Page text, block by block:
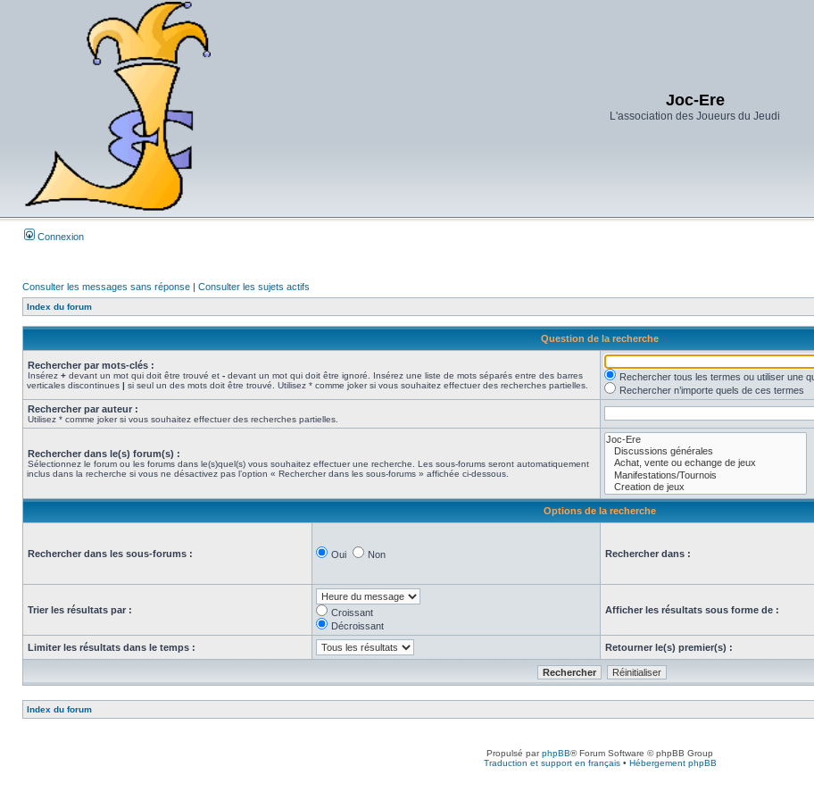
Joc-Ere
L'association des Joueurs du Jeudi
Connexion
Consulter les messages sans réponse | Consulter les sujets actifs
Index du forum
Question de la recherche
Rechercher par mots-clés :
Insérez + devant un mot qui doit être trouvé et - devant un mot qui doit être ignoré. Insérez une liste de mots séparés entre des barres
verticales discontinues | si seul un des mots doit être trouvé. Utilisez * comme joker si vous souhaitez effectuer des recherches partielles.
Rechercher tous les termes ou utiliser une
Rechercher n’importe quels de ces termes
Rechercher par auteur :
Utilisez * comme joker si vous souhaitez effectuer des recherches partielles.
Rechercher dans le(s) forum(s) :
Sélectionnez le forum ou les forums dans le(s)quel(s) vous souhaitez effectuer une recherche. Les sous-forums seront automatiquement
inclus dans la recherche si vous ne désactivez pas l’option « Rechercher dans les sous-forums » affichée ci-dessous.
Options de la recherche
Rechercher dans les sous-forums : Oui Non Rechercher dans :
Trier les résultats par :
Croissant
Décroissant
Afficher les résultats sous forme de :
Limiter les résultats dans le temps : Retourner le(s) premier(s) :
Index du forum
Propulsé parphpBB® Forum Software © phpBB Group
Traduction et support en français• Hébergement phpBB